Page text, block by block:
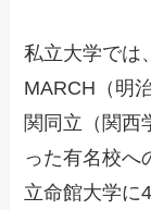
私立大学では
MARCH（明
関同立（関西
った有名校へ
立命館大学に